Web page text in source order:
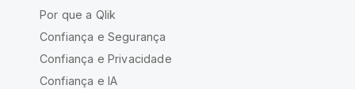
Por que a Qlik
Confiança e Segurança
Confiança e Privacidade
Confiança e IA